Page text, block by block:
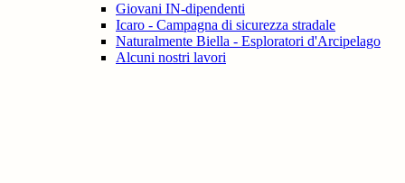
Giovani IN-dipendenti
Icaro - Campagna di sicurezza stradale
Naturalmente Biella - Esploratori d'Arcipelago
Alcuni nostri lavori